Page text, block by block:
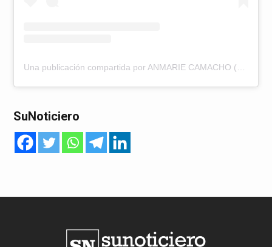
Una publicación compartida por ANMARIE CAMACHO (@anmariecamacho)
SuNoticiero